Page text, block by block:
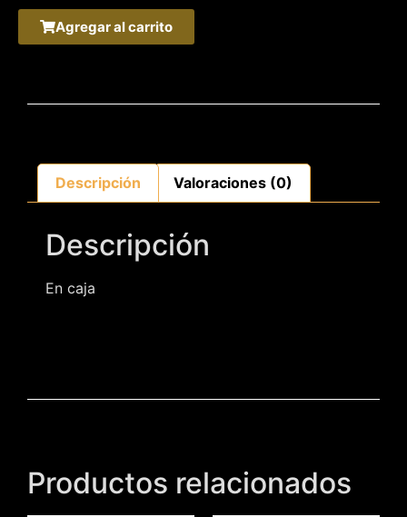
Agregar al carrito
Descripción Valoraciones (0)
Descripción
En caja
Productos relacionados